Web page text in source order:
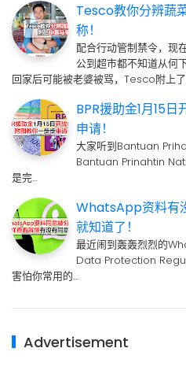
Tesco教你分辨蔬
称！
配合行动管制禁令，现
公到超市都不知道从何
回家后可能被老婆被骂，Tesco附上
BPR援助金1月15
申请！
大家听到Bantuan
Bantuan Prinahtin
是完…
WhatsApp资料有
就知道了！
最近闹到轰轰烈烈的
Data Protection
害怕你常用的…
Advertisement